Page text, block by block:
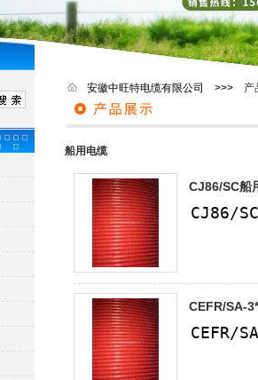
安徽中旺特电缆有限公司 >>> 产
船用电缆
CJ86/SC船
CEFR/SA-